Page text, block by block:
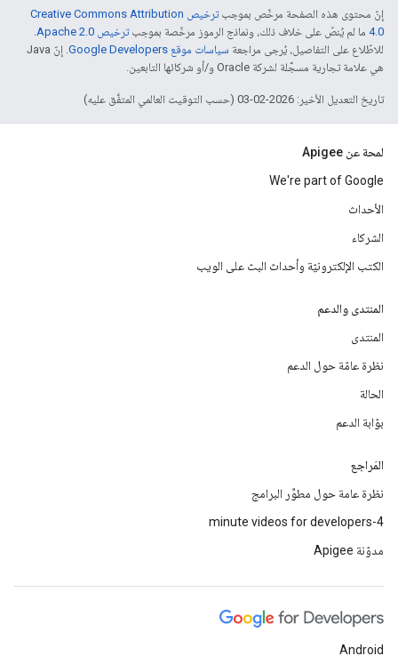
إنّ محتوى هذه الصفحة مرخّص بموجب
ترخيص Creative Commons Attribution
4.0‏ ما لم يُنصّ على خلاف ذلك، ونماذج الرموز مرخّصة بموجبترخيص Apache 2.0‏
.
للاطّلاع على التفاصيل، يُرجى مراجعة سياسات موقع Google Developers‏
. إنّ Java
هي علامة تجارية مسجَّلة لشركة Oracle و/أو شركائها التابعين.
تاريخ التعديل الأخير: 2026-02-03 (حسب التوقيت العالمي المتفَّق عليه)
لمحة عن Apigee
We're part of Google
الأحداث
الشركاء
الكتب الإلكترونيّة وأحداث البث على الويب
المنتدى والدعم
المنتدى
نظرة عامّة حول الدعم
الحالة
بوّابة الدعم
المَراجع
نظرة عامة حول مطوِّر البرامج
4-minute videos for developers
مدوّنة Apigee
Android